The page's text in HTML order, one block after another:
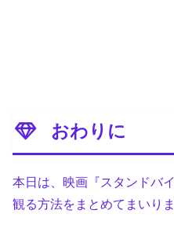
おわりに
本日は、映画『スタンドバ
観る方法をまとめてまいりま